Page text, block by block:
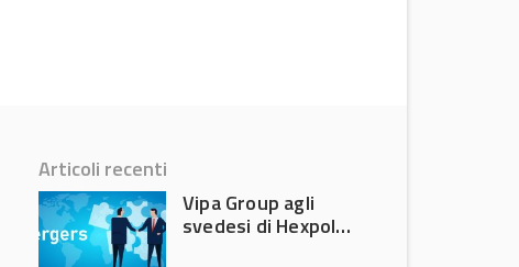
Articoli recenti
Vipa Group agli
svedesi di Hexpol